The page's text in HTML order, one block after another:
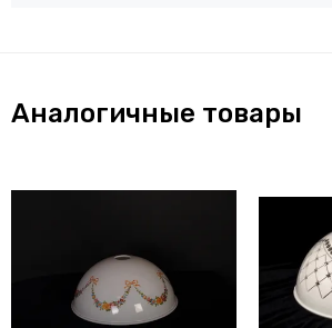
Аналогичные товары